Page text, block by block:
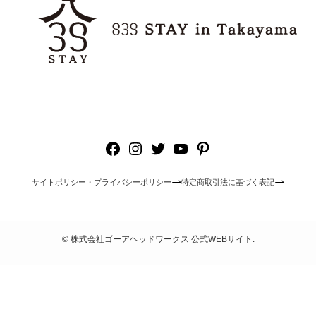
Facebook
Instagram
Twitter
YouTube
Pinterest
サイトポリシー・プライバシーポリシー 特定商取引法に基づく表記
©株式会社ゴーアヘッドワークス 公式WEBサイト.